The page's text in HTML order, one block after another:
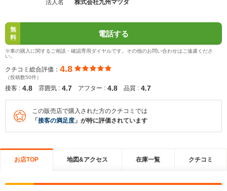
法人名
株式会社九州マツダ
無
料
電話する
※車の購入に関するご相談・確認専用ダイヤルです。その他のお問い合わせはご遠慮くださ
い。
クチコミ総合評価： 4.8
（投稿数50件）
接客 : 4.8 雰囲気 : 4.7 アフター : 4.8 品質 : 4.7
この販売店で購入された方のクチコミでは
「 接客の満足度 」が特に評価されています
お店TOP 地図&アクセス 在庫一覧 クチコミ